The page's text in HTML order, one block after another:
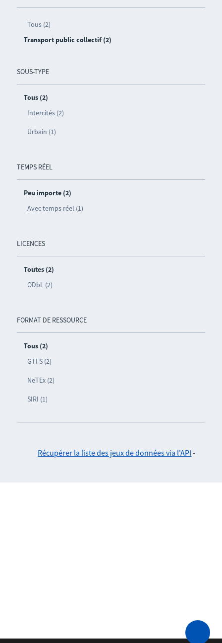
Tous (2)
Transport public collectif (2)
SOUS-TYPE
Tous (2)
Intercités (2)
Urbain (1)
TEMPS RÉEL
Peu importe (2)
Avec temps réel (1)
LICENCES
Toutes (2)
ODbL (2)
FORMAT DE RESSOURCE
Tous (2)
GTFS (2)
NeTEx (2)
SIRI (1)
Récupérer la liste des jeux de données via l'API -